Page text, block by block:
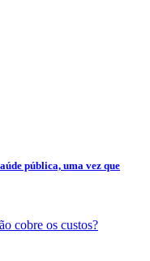
pública, uma vez que